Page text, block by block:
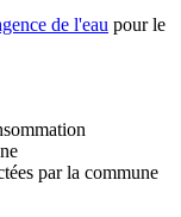
de l'eau pour le
par la commune